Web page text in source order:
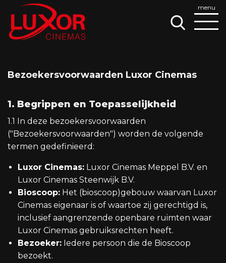
Bezoekersvoorwaarden Luxor Cinemas
1. Begrippen en Toepasselijkheid
1.1 In deze bezoekersvoorwaarden
("Bezoekersvoorwaarden") worden de volgende
termen gedefinieerd:
Luxor Cinemas: Luxor Cinemas Meppel B.V. en
Luxor Cinemas Steenwijk B.V.
Bioscoop: Het (bioscoop)gebouw waarvan Luxor
Cinemas eigenaar is of waartoe zij gerechtigd is,
inclusief aangrenzende openbare ruimten waar
Luxor Cinemas gebruiksrechten heeft.
Bezoeker: Iedere persoon die de Bioscoop
bezoekt.